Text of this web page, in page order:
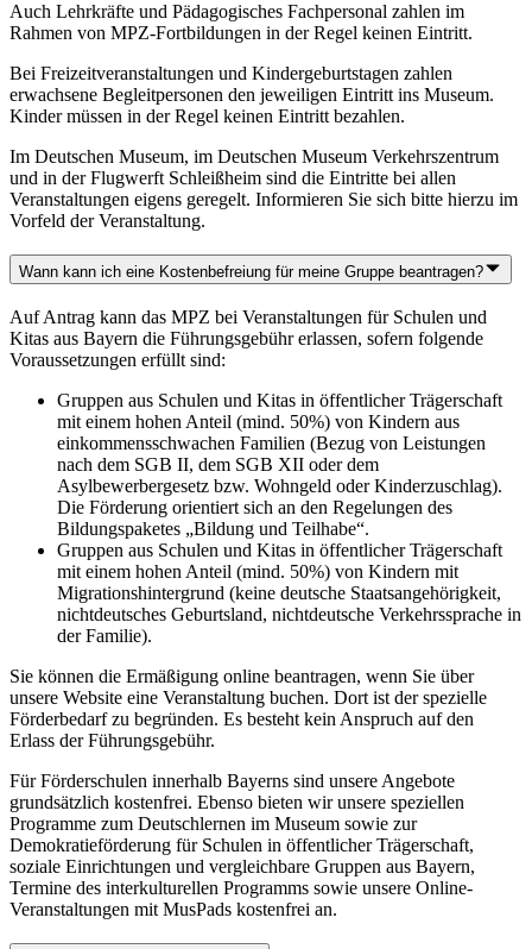
Auch Lehrkräfte und Pädagogisches Fachpersonal zahlen im
Rahmen von MPZ-Fortbildungen in der Regel keinen Eintritt.
Bei Freizeitveranstaltungen und Kindergeburtstagen zahlen
erwachsene Begleitpersonen den jeweiligen Eintritt ins Museum.
Kinder müssen in der Regel keinen Eintritt bezahlen.
Im Deutschen Museum, im Deutschen Museum Verkehrszentrum
und in der Flugwerft Schleißheim sind die Eintritte bei allen
Veranstaltungen eigens geregelt. Informieren Sie sich bitte hierzu im
Vorfeld der Veranstaltung.
Wann kann ich eine Kostenbefreiung für meine Gruppe beantragen?
Auf Antrag kann das MPZ bei Veranstaltungen für Schulen und
Kitas aus Bayern die Führungsgebühr erlassen, sofern folgende
Voraussetzungen erfüllt sind:
Gruppen aus Schulen und Kitas in öffentlicher Trägerschaft
mit einem hohen Anteil (mind. 50%) von Kindern aus
einkommensschwachen Familien (Bezug von Leistungen
nach dem SGB II, dem SGB XII oder dem
Asylbewerbergesetz bzw. Wohngeld oder Kinderzuschlag).
Die Förderung orientiert sich an den Regelungen des
Bildungspaketes „Bildung und Teilhabe“.
Gruppen aus Schulen und Kitas in öffentlicher Trägerschaft
mit einem hohen Anteil (mind. 50%) von Kindern mit
Migrationshintergrund (keine deutsche Staatsangehörigkeit,
nichtdeutsches Geburtsland, nichtdeutsche Verkehrssprache in
der Familie).
Sie können die Ermäßigung online beantragen, wenn Sie über
unsere Website eine Veranstaltung buchen. Dort ist der spezielle
Förderbedarf zu begründen. Es besteht kein Anspruch auf den
Erlass der Führungsgebühr.
Für Förderschulen innerhalb Bayerns sind unsere Angebote
grundsätzlich kostenfrei. Ebenso bieten wir unsere speziellen
Programme zum Deutschlernen im Museum sowie zur
Demokratieförderung für Schulen in öffentlicher Trägerschaft,
soziale Einrichtungen und vergleichbare Gruppen aus Bayern,
Termine des interkulturellen Programms sowie unsere Online-
Veranstaltungen mit MusPads kostenfrei an.